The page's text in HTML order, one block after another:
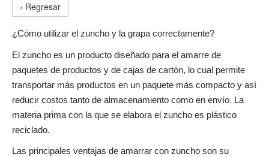
‹ Regresar
¿Cómo utilizar el zuncho y la grapa correctamente?
El zuncho es un producto diseñado para el amarre de
paquetes de productos y de cajas de cartón, lo cual permite
transportar más productos en un paquete más compacto y así
reducir costos tanto de almacenamiento como en envío. La
materia prima con la que se elabora el zuncho es plástico
reciclado.
Las principales ventajas de amarrar con zuncho son su